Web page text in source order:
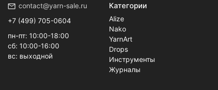
contact@yarn-sale.ru
+7 (499) 705-0604
пн-пт: 10:00-18:00
сб: 10:00-16:00
вс: выходной
Категории
Alize
Nako
YarnArt
Drops
Инструменты
Журналы